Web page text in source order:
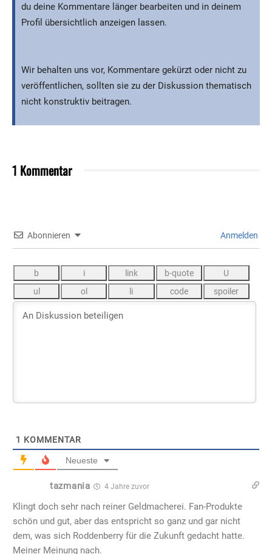
du deine Kommentare länger bearbeiten und in deinem
Profil übersichtlich anzeigen lassen.
Wir behalten uns vor, Kommentare gekürzt oder nicht zu
veröffentlichen, sollten sie zu der Diskussion thematisch
nicht konstruktiv beitragen.
1 Kommentar
Abonnieren Anmelden
1 KOMMENTAR
Neueste
tazmania 4 Jahre zuvor
Klingt doch sehr nach reiner Geldmacherei. Fan-Produkte
schön und gut, aber das entspricht so ganz und gar nicht
dem, was sich Roddenberry für die Zukunft gedacht hatte.
Meiner Meinung nach.